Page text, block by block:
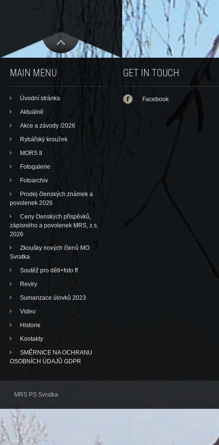
MAIN MENU
Úvodní stránka
Aktuálně
Akce a závody /2026
Rybářský kroužek
MORS II
Fotogalerie
Fotoarchiv
Prodej členských známek a
povolenek 2026
Ceny členských příspěvků,
zápisného a povolenek MRS, z.s.
2026
Zkoušky nových členů MO
Svratka
Soutěž pro děti+foto ff
Revíry
Sumarizace úlovků 2023
Video
Historie
Kontakty
SMĚRNICE NA OCHRANU
OSOBNÍCH ÚDAJŮ GDPR
GET IN TOUCH
Facebook
MRS PS Svratka